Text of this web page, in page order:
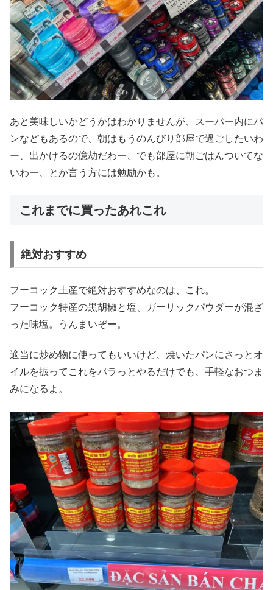
あと美味しいかどうかはわかりませんが、スーパー内にパ
ンなどもあるので、朝はもうのんびり部屋で過ごしたいわ
ー、出かけるの億劫だわー、でも部屋に朝ごはんついてな
いわー、とか言う方には勉励かも。
これまでに買ったあれこれ
絶対おすすめ
フーコック土産で絶対おすすめなのは、これ。
フーコック特産の黒胡椒と塩、ガーリックパウダーが混ざ
った味塩。うんまいぞー。
適当に炒め物に使ってもいいけど、焼いたパンにさっとオ
イルを振ってこれをパラっとやるだけでも、手軽なおつま
みになるよ。